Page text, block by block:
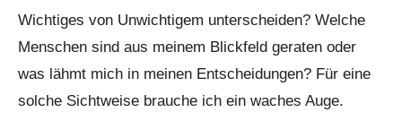
Wichtiges von Unwichtigem unterscheiden? Welche
Menschen sind aus meinem Blickfeld geraten oder
was lähmt mich in meinen Entscheidungen? Für eine
solche Sichtweise brauche ich ein waches Auge.